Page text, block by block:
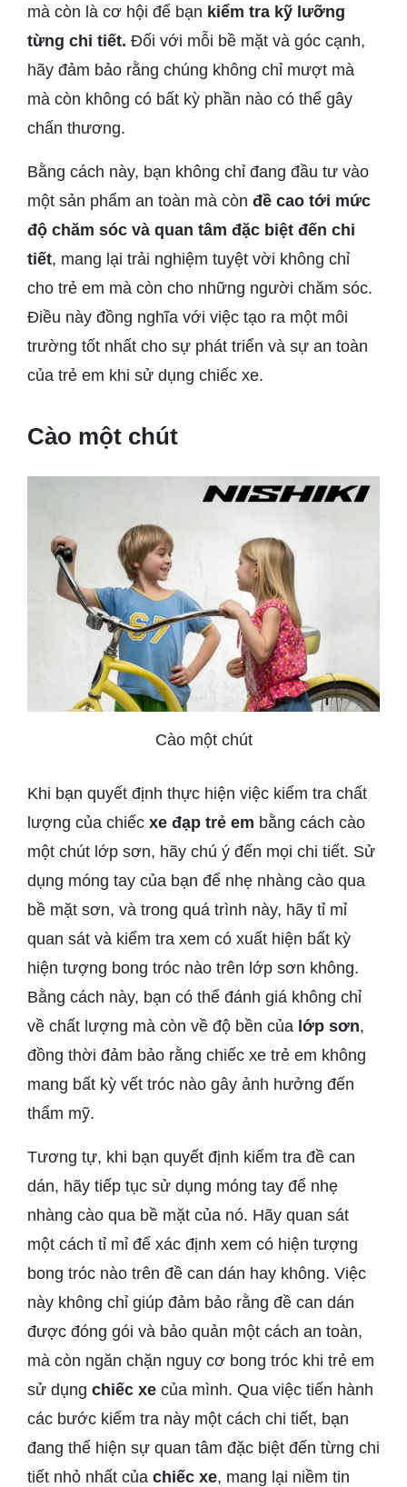
mà còn là cơ hội để bạn kiểm tra kỹ lưỡng
từng chi tiết. Đối với mỗi bề mặt và góc cạnh,
hãy đảm bảo rằng chúng không chỉ mượt mà
mà còn không có bất kỳ phần nào có thể gây
chấn thương.
Bằng cách này, bạn không chỉ đang đầu tư vào
một sản phẩm an toàn mà còn đề cao tới mức
độ chăm sóc và quan tâm đặc biệt đến chi
tiết, mang lại trải nghiệm tuyệt vời không chỉ
cho trẻ em mà còn cho những người chăm sóc.
Điều này đồng nghĩa với việc tạo ra một môi
trường tốt nhất cho sự phát triển và sự an toàn
của trẻ em khi sử dụng chiếc xe.
Cào một chút
Cào một chút
Khi bạn quyết định thực hiện việc kiểm tra chất
lượng của chiếc xe đạp trẻ em bằng cách cào
một chút lớp sơn, hãy chú ý đến mọi chi tiết. Sử
dụng móng tay của bạn để nhẹ nhàng cào qua
bề mặt sơn, và trong quá trình này, hãy tỉ mỉ
quan sát và kiểm tra xem có xuất hiện bất kỳ
hiện tượng bong tróc nào trên lớp sơn không.
Bằng cách này, bạn có thể đánh giá không chỉ
về chất lượng mà còn về độ bền của lớp sơn,
đồng thời đảm bảo rằng chiếc xe trẻ em không
mang bất kỳ vết tróc nào gây ảnh hưởng đến
thẩm mỹ.
Tương tự, khi bạn quyết định kiểm tra đề can
dán, hãy tiếp tục sử dụng móng tay để nhẹ
nhàng cào qua bề mặt của nó. Hãy quan sát
một cách tỉ mỉ để xác định xem có hiện tượng
bong tróc nào trên đề can dán hay không. Việc
này không chỉ giúp đảm bảo rằng đề can dán
được đóng gói và bảo quản một cách an toàn,
mà còn ngăn chặn nguy cơ bong tróc khi trẻ em
sử dụng chiếc xe của mình. Qua việc tiến hành
các bước kiểm tra này một cách chi tiết, bạn
đang thể hiện sự quan tâm đặc biệt đến từng chi
tiết nhỏ nhất của chiếc xe, mang lại niềm tin